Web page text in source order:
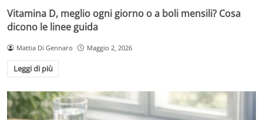
Vitamina D, meglio ogni giorno o a boli mensili? Cosa
dicono le linee guida
Mattia Di Gennaro Maggio 2, 2026
Leggi di più